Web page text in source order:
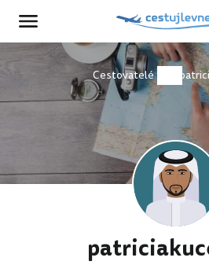
Cestovatelé